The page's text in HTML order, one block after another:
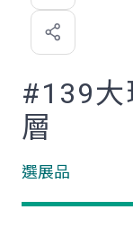
喜
歡
#139大
層
選展品